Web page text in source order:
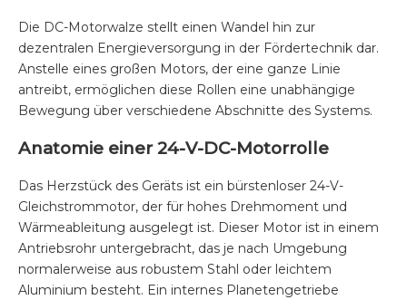
Die DC-Motorwalze stellt einen Wandel hin zur
dezentralen Energieversorgung in der Fördertechnik dar.
Anstelle eines großen Motors, der eine ganze Linie
antreibt, ermöglichen diese Rollen eine unabhängige
Bewegung über verschiedene Abschnitte des Systems.
Anatomie einer 24-V-DC-Motorrolle
Das Herzstück des Geräts ist ein bürstenloser 24-V-
Gleichstrommotor, der für hohes Drehmoment und
Wärmeableitung ausgelegt ist. Dieser Motor ist in einem
Antriebsrohr untergebracht, das je nach Umgebung
normalerweise aus robustem Stahl oder leichtem
Aluminium besteht. Ein internes Planetengetriebe